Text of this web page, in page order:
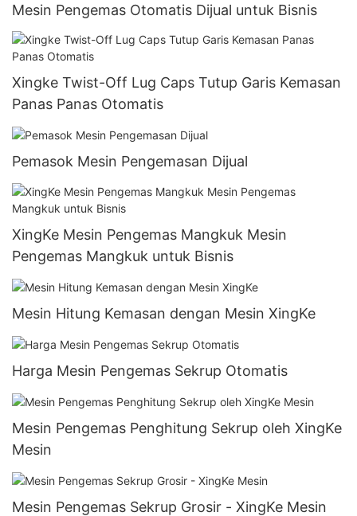
Mesin Pengemas Otomatis Dijual untuk Bisnis
Xingke Twist-Off Lug Caps Tutup Garis Kemasan
Panas Panas Otomatis
Pemasok Mesin Pengemasan Dijual
XingKe Mesin Pengemas Mangkuk Mesin
Pengemas Mangkuk untuk Bisnis
Mesin Hitung Kemasan dengan Mesin XingKe
Harga Mesin Pengemas Sekrup Otomatis
Mesin Pengemas Penghitung Sekrup oleh XingKe
Mesin
Mesin Pengemas Sekrup Grosir - XingKe Mesin